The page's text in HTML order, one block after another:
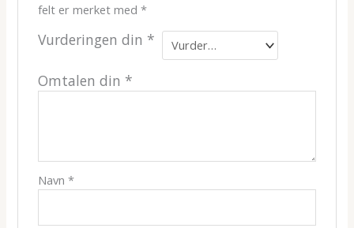
felt er merket med *
Vurderingen din *
Omtalen din *
Navn *